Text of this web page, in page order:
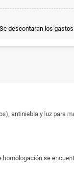
descontaran los
antiniebla y luz para
se